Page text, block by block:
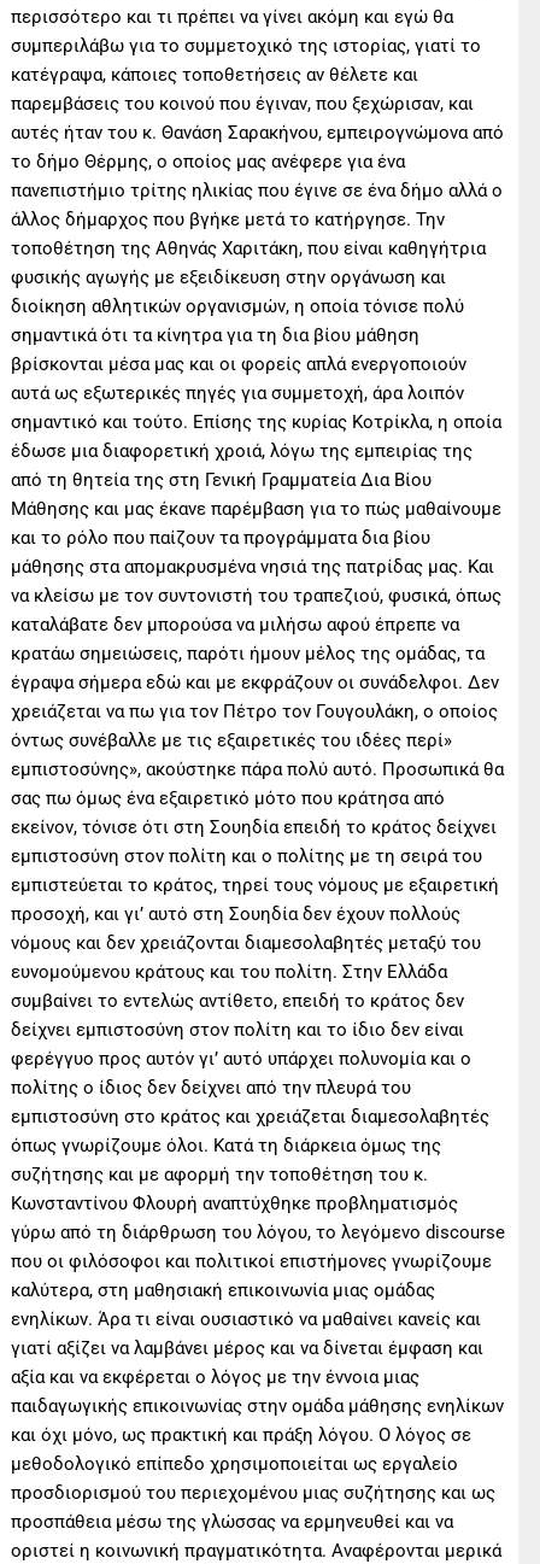
περισσότερο και τι πρέπει να γίνει ακόμη και εγώ θα
συμπεριλάβω για το συμμετοχικό της ιστορίας, γιατί το
κατέγραψα, κάποιες τοποθετήσεις αν θέλετε και
παρεμβάσεις του κοινού που έγιναν, που ξεχώρισαν, και
αυτές ήταν του κ. Θανάση Σαρακήνου, εμπειρογνώμονα από
το δήμο Θέρμης, ο οποίος μας ανέφερε για ένα
πανεπιστήμιο τρίτης ηλικίας που έγινε σε ένα δήμο αλλά ο
άλλος δήμαρχος που βγήκε μετά το κατήργησε. Την
τοποθέτηση της Αθηνάς Χαριτάκη, που είναι καθηγήτρια
φυσικής αγωγής με εξειδίκευση στην οργάνωση και
διοίκηση αθλητικών οργανισμών, η οποία τόνισε πολύ
σημαντικά ότι τα κίνητρα για τη δια βίου μάθηση
βρίσκονται μέσα μας και οι φορείς απλά ενεργοποιούν
αυτά ως εξωτερικές πηγές για συμμετοχή, άρα λοιπόν
σημαντικό και τούτο. Επίσης της κυρίας Κοτρίκλα, η οποία
έδωσε μια διαφορετική χροιά, λόγω της εμπειρίας της
από τη θητεία της στη Γενική Γραμματεία Δια Βίου
Μάθησης και μας έκανε παρέμβαση για το πώς μαθαίνουμε
και το ρόλο που παίζουν τα προγράμματα δια βίου
μάθησης στα απομακρυσμένα νησιά της πατρίδας μας. Και
να κλείσω με τον συντονιστή του τραπεζιού, φυσικά, όπως
καταλάβατε δεν μπορούσα να μιλήσω αφού έπρεπε να
κρατάω σημειώσεις, παρότι ήμουν μέλος της ομάδας, τα
έγραψα σήμερα εδώ και με εκφράζουν οι συνάδελφοι. Δεν
χρειάζεται να πω για τον Πέτρο τον Γουγουλάκη, ο οποίος
όντως συνέβαλλε με τις εξαιρετικές του ιδέες περί»
εμπιστοσύνης», ακούστηκε πάρα πολύ αυτό. Προσωπικά θα
σας πω όμως ένα εξαιρετικό μότο που κράτησα από
εκείνον, τόνισε ότι στη Σουηδία επειδή το κράτος δείχνει
εμπιστοσύνη στον πολίτη και ο πολίτης με τη σειρά του
εμπιστεύεται το κράτος, τηρεί τους νόμους με εξαιρετική
προσοχή, και γι’ αυτό στη Σουηδία δεν έχουν πολλούς
νόμους και δεν χρειάζονται διαμεσολαβητές μεταξύ του
ευνομούμενου κράτους και του πολίτη. Στην Ελλάδα
συμβαίνει το εντελώς αντίθετο, επειδή το κράτος δεν
δείχνει εμπιστοσύνη στον πολίτη και το ίδιο δεν είναι
φερέγγυο προς αυτόν γι’ αυτό υπάρχει πολυνομία και ο
πολίτης ο ίδιος δεν δείχνει από την πλευρά του
εμπιστοσύνη στο κράτος και χρειάζεται διαμεσολαβητές
όπως γνωρίζουμε όλοι. Κατά τη διάρκεια όμως της
συζήτησης και με αφορμή την τοποθέτηση του κ.
Κωνσταντίνου Φλουρή αναπτύχθηκε προβληματισμός
γύρω από τη διάρθρωση του λόγου, το λεγόμενο discourse
που οι φιλόσοφοι και πολιτικοί επιστήμονες γνωρίζουμε
καλύτερα, στη μαθησιακή επικοινωνία μιας ομάδας
ενηλίκων. Άρα τι είναι ουσιαστικό να μαθαίνει κανείς και
γιατί αξίζει να λαμβάνει μέρος και να δίνεται έμφαση και
αξία και να εκφέρεται ο λόγος με την έννοια μιας
παιδαγωγικής επικοινωνίας στην ομάδα μάθησης ενηλίκων
και όχι μόνο, ως πρακτική και πράξη λόγου. Ο λόγος σε
μεθοδολογικό επίπεδο χρησιμοποιείται ως εργαλείο
προσδιορισμού του περιεχομένου μιας συζήτησης και ως
προσπάθεια μέσω της γλώσσας να ερμηνευθεί και να
οριστεί η κοινωνική πραγματικότητα. Αναφέρονται μερικά